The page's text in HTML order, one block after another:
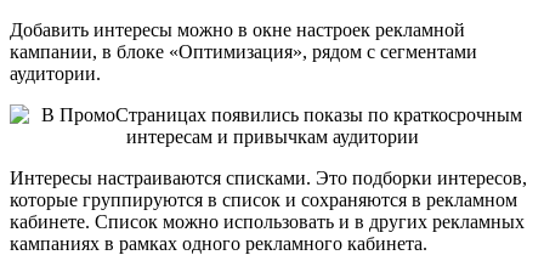
Добавить интересы можно в окне настроек рекламной
кампании, в блоке «Оптимизация», рядом с сегментами
аудитории.
Интересы настраиваются списками. Это подборки интересов,
которые группируются в список и сохраняются в рекламном
кабинете. Список можно использовать и в других рекламных
кампаниях в рамках одного рекламного кабинета.